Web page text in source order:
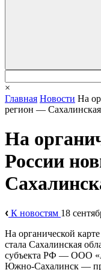
×
Главная Новости На
регион — Сахалинская
На
России
К новостям 18
На органической
стала Сахалинская
субъекта РФ — ООО
Южно-Сахалинск —